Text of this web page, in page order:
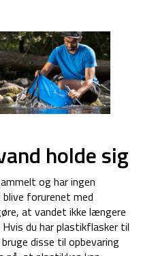
holde sig
og har ingen
forurenet med
at vandet ikke længere
du har plastikflasker til
disse til opbevaring